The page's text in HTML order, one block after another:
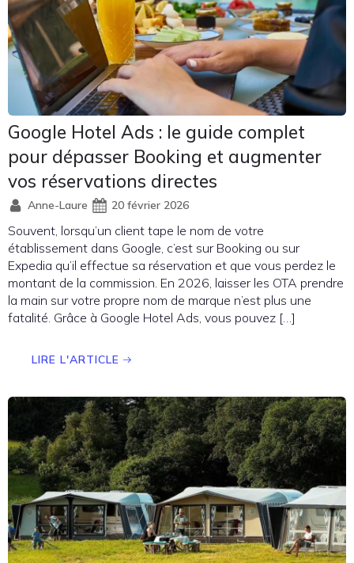
Google Hotel Ads : le guide complet
pour dépasser Booking et augmenter
vos réservations directes
Anne-Laure 20 février 2026
Souvent, lorsqu’un client tape le nom de votre
établissement dans Google, c’est sur Booking ou sur
Expedia qu’il effectue sa réservation et que vous perdez le
montant de la commission. En 2026, laisser les OTA prendre
la main sur votre propre nom de marque n’est plus une
fatalité. Grâce à Google Hotel Ads, vous pouvez […]
LIRE L'ARTICLE